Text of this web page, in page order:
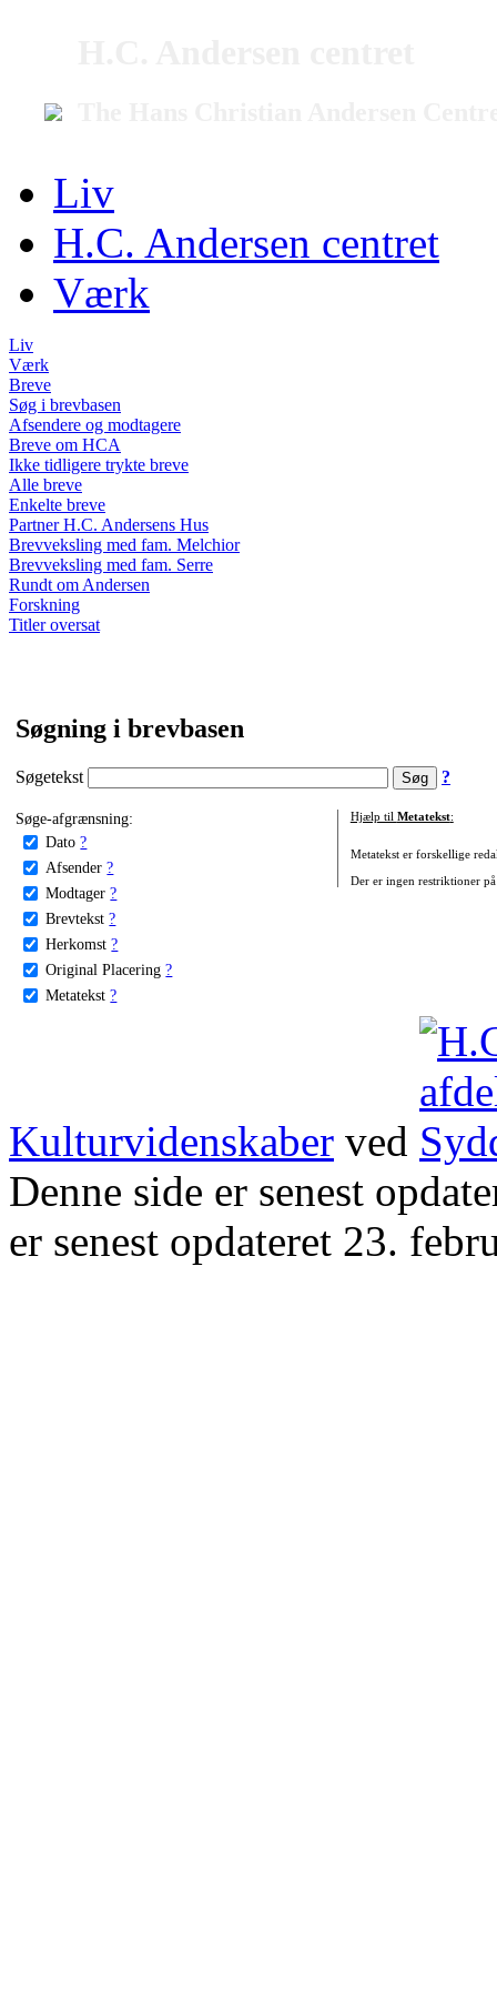
Liv
H.C. Andersen centret
Værk
Liv
Værk
Breve
Søg i brevbasen
Afsendere og modtagere
Breve om HCA
Ikke tidligere trykte breve
Alle breve
Enkelte breve
Partner H.C. Andersens Hus
Brevveksling med fam. Melchior
Brevveksling med fam. Serre
Rundt om Andersen
Forskning
Titler oversat
Søgning i brevbasen
Søgetekst ?
Søge-afgrænsning:
Dato ?
Afsender ?
Modtager ?
Brevtekst ?
Herkomst ?
Original Placering ?
Metatekst ?
Hjælp til Metatekst:
Metatekst er forskellige
Der er ingen restriktioner
Kulturvidenskaber ved
Denne side er senest
er senest opdateret 23.